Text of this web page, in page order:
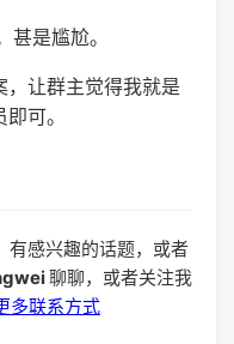
是尴尬。
，让群主觉得我就是
可。
有感兴趣的话题，或者
聊聊，或者关注我
多联系方式